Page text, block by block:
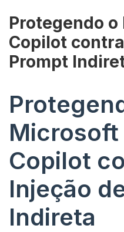
Protegendo
Copilot
Prompt
Microsoft
Copilot
Injeção
Indireta